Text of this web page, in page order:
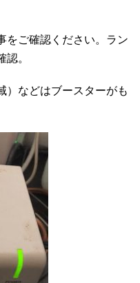
をご確認ください。ラン
。
）などはブースターがも